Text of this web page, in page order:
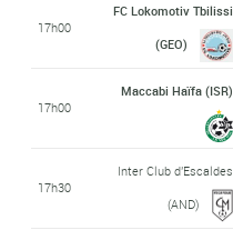
17h00
FC Lokomotiv Tbilissi
(GEO)
17h00
Maccabi Haïfa (ISR)
17h30
Inter Club d'Escaldes
(AND)